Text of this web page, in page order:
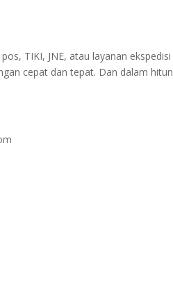
TIKI, JNE, atau layanan
cepat dan tepat. Dan dalam